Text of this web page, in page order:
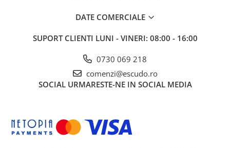
DATE COMERCIALE
SUPORT CLIENTI LUNI - VINERI: 08:00 - 16:00
0730 069 218
comenzi@escudo.ro
SOCIAL URMARESTE-NE IN SOCIAL MEDIA